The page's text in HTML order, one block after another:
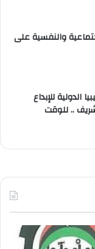
والنفسية على
الدولية للإبداع
.. للوقت